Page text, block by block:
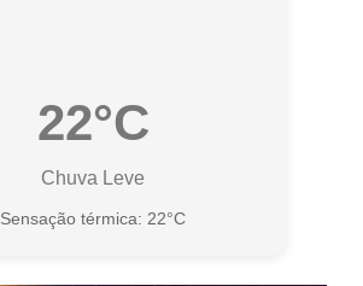
22°C
Chuva Leve
Sensação térmica: 22°C